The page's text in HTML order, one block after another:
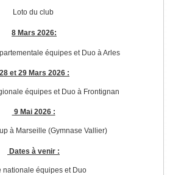
Loto du club
8 Mars 2026:
équipes et Duo à Arles
28 et 29 Mars 2026 :
équipes et Duo à Frontignan
9 Mai 2026 :
à Marseille (Gymnase Vallier)
Dates à venir :
nationale équipes et Duo